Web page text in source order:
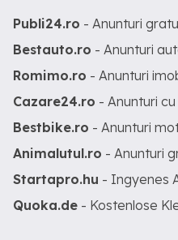
Publi24.ro - Anunturi
Bestauto.ro - Anunturi
Romimo.ro - Anunturi
Cazare24.ro - Anunturi
Bestbike.ro - Anunturi
Animalutul.ro - Anunturi
Startapro.hu - Ingyenes
Quoka.de - Kostenlose